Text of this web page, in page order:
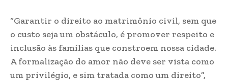
“Garantir o direito ao matrimônio civil, sem que
o custo seja um obstáculo, é promover respeito e
inclusão às famílias que constroem nossa cidade.
A formalização do amor não deve ser vista como
um privilégio, e sim tratada como um direito”,